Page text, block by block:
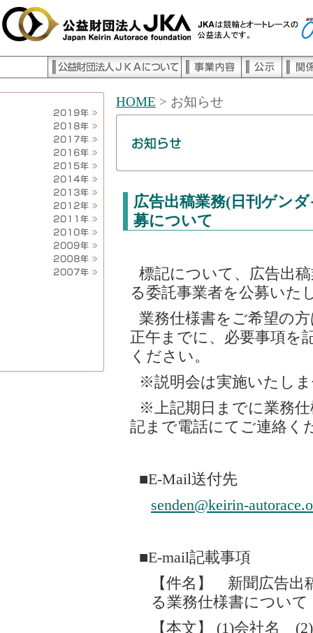
HOME > お知らせ
広告出稿業務(日刊ゲン
募について
標記について、広告出
る委託事業者を公募いた
業務仕様書をご希望の
正午までに、必要事項を
ください。
※説明会は実施いたし
※上記期日までに業務
記まで電話にてご連絡く
■E-Mail送付先
senden@keirin-
■E-mail記載事項
【件名】 新聞広告出
る業務仕様書について
【本文】 (1)会社名